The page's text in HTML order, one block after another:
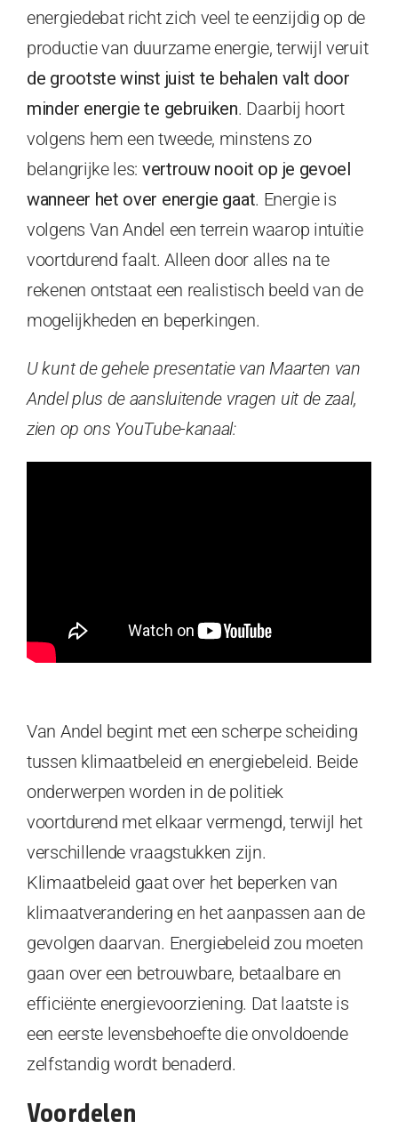
energiedebat richt zich veel te eenzijdig op de
productie van duurzame energie, terwijl veruit
de grootste winst juist te behalen valt door
minder energie te gebruiken. Daarbij hoort
volgens hem een tweede, minstens zo
belangrijke les: vertrouw nooit op je gevoel
wanneer het over energie gaat. Energie is
volgens Van Andel een terrein waarop intuïtie
voortdurend faalt. Alleen door alles na te
rekenen ontstaat een realistisch beeld van de
mogelijkheden en beperkingen.
U kunt de gehele presentatie van Maarten van
Andel plus de aansluitende vragen uit de zaal,
zien op ons YouTube-kanaal:
Van Andel begint met een scherpe scheiding
tussen klimaatbeleid en energiebeleid. Beide
onderwerpen worden in de politiek
voortdurend met elkaar vermengd, terwijl het
verschillende vraagstukken zijn.
Klimaatbeleid gaat over het beperken van
klimaatverandering en het aanpassen aan de
gevolgen daarvan. Energiebeleid zou moeten
gaan over een betrouwbare, betaalbare en
efficiënte energievoorziening. Dat laatste is
een eerste levensbehoefte die onvoldoende
zelfstandig wordt benaderd.
Voordelen